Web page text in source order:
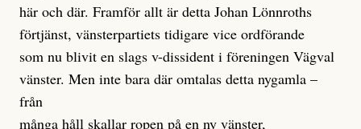
här och där. Framför allt är detta Johan Lönnroths
förtjänst, vänsterpartiets tidigare vice ordförande
som nu blivit en slags v-dissident i föreningen Vägval
vänster. Men inte bara där omtalas detta nygamla –
från
många håll skallar ropen på en ny vänster,